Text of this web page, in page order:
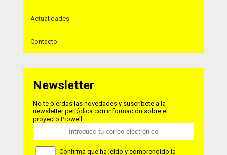
Actualidades
Contacto
Newsletter
No te pierdas las novedades y suscríbete a la
newsletter periódica con información sobre el
proyecto Prowell.
Confirma que ha leído y comprendido la